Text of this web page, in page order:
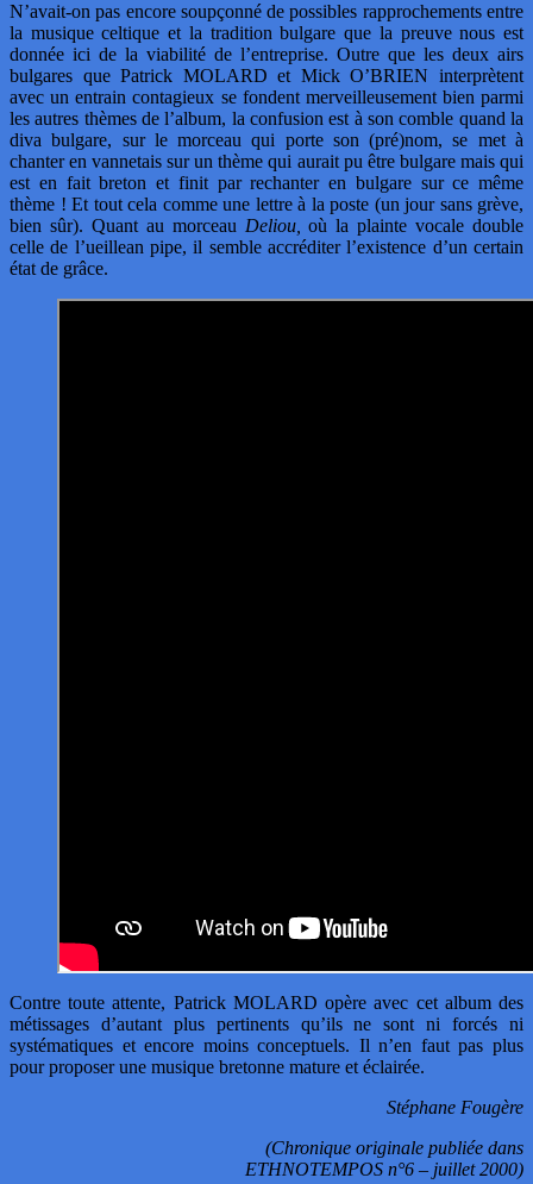
N’avait-on pas encore soupçonné de possibles rapprochements entre
la musique celtique et la tradition bulgare que la preuve nous est
donnée ici de la viabilité de l’entreprise. Outre que les deux airs
bulgares que Patrick MOLARD et Mick O’BRIEN interprètent
avec un entrain contagieux se fondent merveilleusement bien parmi
les autres thèmes de l’album, la confusion est à son comble quand la
diva bulgare, sur le morceau qui porte son (pré)nom, se met à
chanter en vannetais sur un thème qui aurait pu être bulgare mais qui
est en fait breton et finit par rechanter en bulgare sur ce même
thème ! Et tout cela comme une lettre à la poste (un jour sans grève,
bien sûr). Quant au morceau Deliou, où la plainte vocale double
celle de l’ueillean pipe, il semble accréditer l’existence d’un certain
état de grâce.
Contre toute attente, Patrick MOLARD opère avec cet album des
métissages d’autant plus pertinents qu’ils ne sont ni forcés ni
systématiques et encore moins conceptuels. Il n’en faut pas plus
pour proposer une musique bretonne mature et éclairée.
Stéphane Fougère
(Chronique originale publiée dans
ETHNOTEMPOS n°6 – juillet 2000)